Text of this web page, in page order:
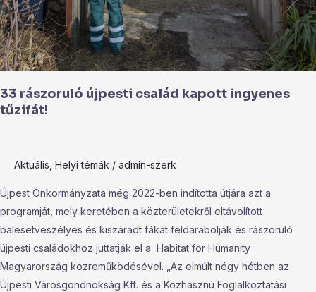
33 rászoruló újpesti család kapott ingyenes
tűzifát!
Aktuális Helyi témák / admin-szerk
Újpest Önkormányzata még 2022-ben indította útjára azt a
programját, mely keretében a közterületekről eltávolított
balesetveszélyes és kiszáradt fákat feldarabolják és rászoruló
újpesti családokhoz juttatják el a Habitat for Humanity
Magyarország közreműködésével. „Az elmúlt négy hétben az
Újpesti Városgondnokság Kft. és a Közhasznú Foglalkoztatási